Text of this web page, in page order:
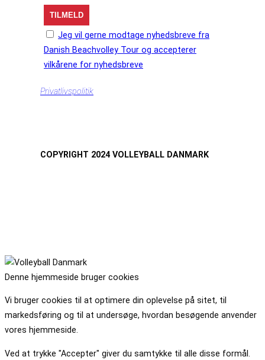
Jeg vil gerne modtage nyhedsbreve fra
Danish Beachvolley Tour og accepterer
vilkårene for nyhedsbreve
Privatlivspolitik
COPYRIGHT 2024 VOLLEYBALL DANMARK
Denne hjemmeside bruger cookies
Vi bruger cookies til at optimere din oplevelse på sitet, til
markedsføring og til at undersøge, hvordan besøgende anvender
vores hjemmeside.
Ved at trykke "Accepter" giver du samtykke til alle disse formål.